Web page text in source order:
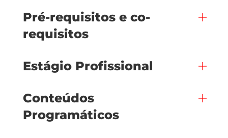
Pré-requisitos e co-
requisitos
Estágio Profissional
Conteúdos
Programáticos